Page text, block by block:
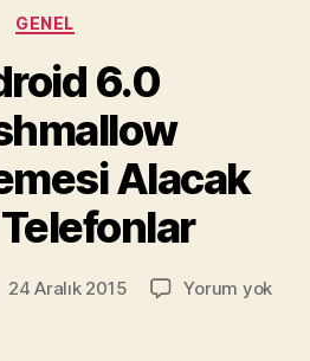
Kategoriler
GENEL
6.0
Alacak
24 Aralık 2015 Yorum yok